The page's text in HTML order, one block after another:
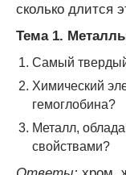
сколько длится
Тема 1.
Самый
Химический
гемоглобина?
Металл,
свойствами?